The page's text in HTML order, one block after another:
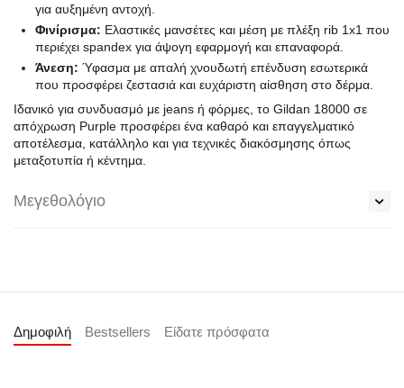
για αυξημένη αντοχή.
Φινίρισμα: Ελαστικές μανσέτες και μέση με πλέξη rib 1x1 που
περιέχει spandex για άψογη εφαρμογή και επαναφορά.
Άνεση: Ύφασμα με απαλή χνουδωτή επένδυση εσωτερικά
που προσφέρει ζεστασιά και ευχάριστη αίσθηση στο δέρμα.
Ιδανικό για συνδυασμό με jeans ή φόρμες, το Gildan 18000 σε
απόχρωση Purple προσφέρει ένα καθαρό και επαγγελματικό
αποτέλεσμα, κατάλληλο και για τεχνικές διακόσμησης όπως
μεταξοτυπία ή κέντημα.
Μεγεθολόγιο
Δημοφιλή Bestsellers Είδατε πρόσφατα